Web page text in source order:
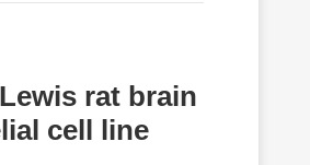
rat brain
cell line